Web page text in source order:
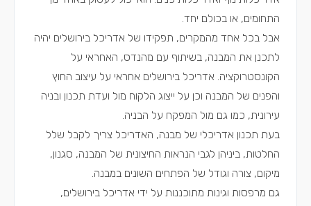
התחומים, או בכולם יחד.
אבל בכל אחד מהמקרים, תפקידו של אדריכל בירושלים יהיה
לתכנן את המבנה, בשיתוף עם מהנדס, האחראי על
הקונסטרוקציה. אדריכל בירושלים אחראי על עיצוב החוץ
והפנים של המבנה וכן על ייצוג הלקוח מול ועדת תכנון ובניה
עירונית, כמו גם מול המפקח על הבניה.
בעת תכנון אדריכלי של מבנה, האדריכל צריך לקבל שלל
החלטות, ביניהן לגבי הנראות החיצונית של המבנה, סגנון,
מיקום, צורה וגודל של הפתחים השונים במבנה.
גם מרפסות וגינות מתוכננות על ידי אדריכל בירושלים,